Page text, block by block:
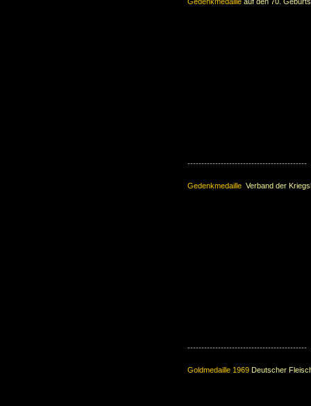
-------------------------------------------
Gedenkmedaille Verband der
-------------------------------------------
Goldmedaille 1969 Deutscher